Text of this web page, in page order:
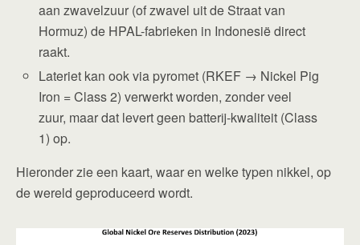
aan zwavelzuur (of zwavel uit de Straat van
Hormuz) de HPAL-fabrieken in Indonesië direct
raakt.
Lateriet kan ook via pyromet (RKEF → Nickel Pig
Iron = Class 2) verwerkt worden, zonder veel
zuur, maar dat levert geen batterij-kwaliteit (Class
1) op.
Hieronder zie een kaart, waar en welke typen nikkel, op
de wereld geproduceerd wordt.